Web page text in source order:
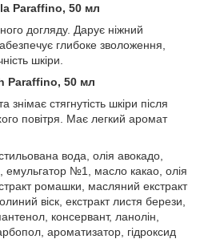
Paraffino, 50 мл
догляду. Дарує ніжний
глибоке зволоження,
шкіри.
Paraffino, 50 мл
знімає стягнутість шкіри після
повітря. Має легкий аромат
вода, олія авокадо,
емульгатор №1, масло какао, олія
ромашки, масляний екстракт
віск, екстракт листя берези,
консервант, ланолін,
ароматизатор, гідроксид